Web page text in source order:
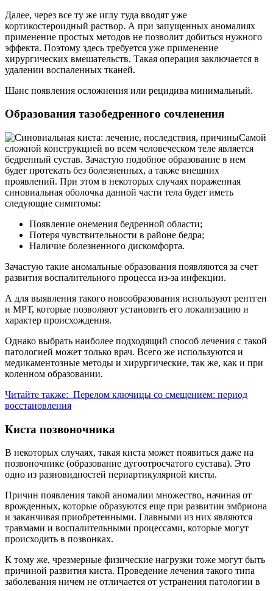
Далее, через все ту же иглу туда вводят уже
кортикостероидный раствор. А при запущенных аномалиях
применение простых методов не позволит добиться нужного
эффекта. Поэтому здесь требуется уже применение
хирургических вмешательств. Такая операция заключается в
удалении воспаленных тканей.
Шанс появления осложнения или рецидива минимальный.
Образования тазобедренного сочленения
Самой
сложной конструкцией во всем человеческом теле является
бедренный сустав. Зачастую подобное образование в нем
будет протекать без болезненных, а также внешних
проявлений. При этом в некоторых случаях пораженная
синовиальная оболочка данной части тела будет иметь
следующие симптомы:
Появление онемения бедренной области;
Потеря чувствительности в районе бедра;
Наличие болезненного дискомфорта.
Зачастую такие аномальные образования появляются за счет
развития воспалительного процесса из-за инфекции.
А для выявления такого новообразования используют рентген
и МРТ, которые позволяют установить его локализацию и
характер происхождения.
Однако выбрать наиболее подходящий способ лечения с такой
патологией может только врач. Всего же используются и
медикаментозные методы и хирургические, так же, как и при
коленном образовании.
Читайте также: Перелом ключицы со смещением: период
восстановления
Киста позвоночника
В некоторых случаях, такая киста может появиться даже на
позвоночнике (образование дугоотросчатого сустава). Это
одно из разновидностей периартикулярной кисты.
Причин появления такой аномалии множество, начиная от
врожденных, которые образуются еще при развитии эмбриона
и заканчивая приобретенными. Главными из них являются
травмами и воспалительными процессами, которые могут
происходить в позвонках.
К тому же, чрезмерные физические нагрузки тоже могут быть
причиной развития киста. Проведение лечения такого типа
заболевания ничем не отличается от устранения патологии в